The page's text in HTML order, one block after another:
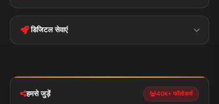
Terms &
Conditions
Privacy Policy
बिहार क्राइम
पॉलिटिकल झारखण्ड
डिजिटल सेवाएं
हमसे जुड़ें 40K+ फॉलोअर्स